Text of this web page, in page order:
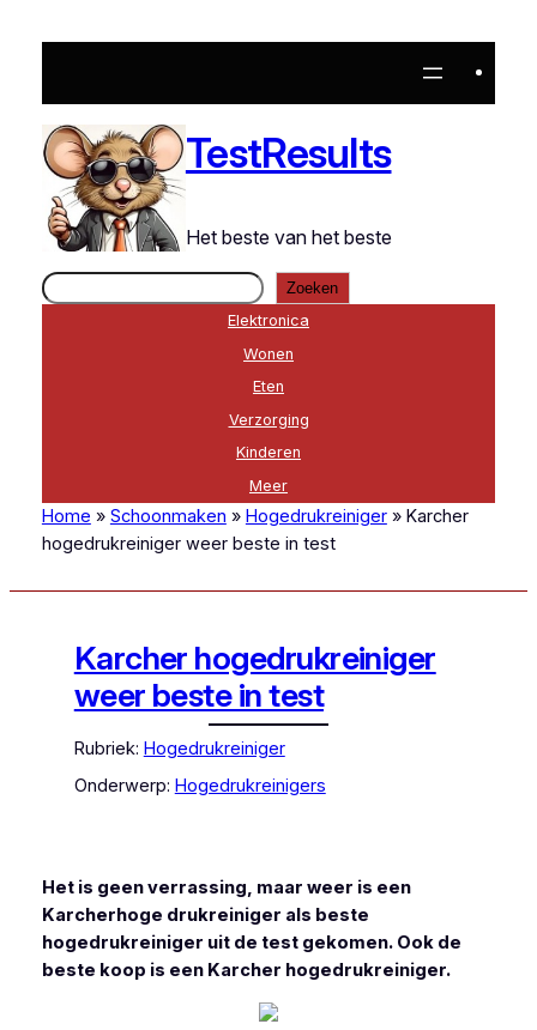
naar
inhoud
TestResults
Het beste van het beste
Zoeken
Zoeken
Elektronica
Wonen
Eten
Verzorging
Kinderen
Meer
Home » Schoonmaken » Hogedrukreiniger »Karcher
hogedrukreiniger weer beste in test
Karcher hogedrukreiniger
weer beste in test
Rubriek: Hogedrukreiniger
Onderwerp: Hogedrukreinigers
Het is geen verrassing, maar weer is een
Karcherhoge drukreiniger als beste
hogedrukreiniger uit de test gekomen. Ook de
beste koop is een Karcher hogedrukreiniger.